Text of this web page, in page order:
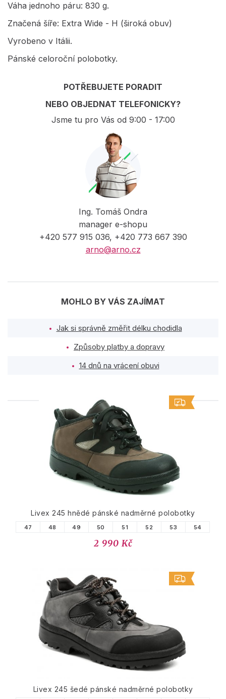
Váha jednoho páru: 830 g.
Značená šíře: Extra Wide - H (široká obuv)
Vyrobeno v Itálii.
Pánské celoroční polobotky.
POTŘEBUJETE PORADIT
NEBO OBJEDNAT TELEFONICKY?
Jsme tu pro Vás od 9:00 - 17:00
Ing. Tomáš Ondra
manager e-shopu
+420 577 915 036, +420 773 667 390
arno@arno.cz
MOHLO BY VÁS ZAJÍMAT
Jak si správně změřit délku chodidla
Způsoby platby a dopravy
14 dnů na vrácení obuvi
PODOBNÉ PRODUKTY
Livex 245 hnědé pánské nadměrné polobotky
47 48 49 50 51 52 53 54
2 990 Kč
Livex 245 šedé pánské nadměrné polobotky